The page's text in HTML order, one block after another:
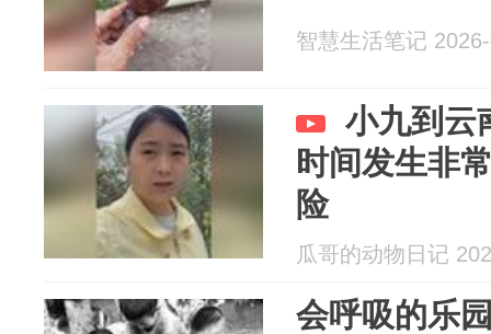
智慧生活笔记
小九到云
时间发生非
险
瓜哥的动物日记
会呼吸的乐